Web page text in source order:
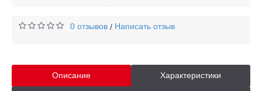
0 отзывов / Написать отзыв
Описание Характеристики